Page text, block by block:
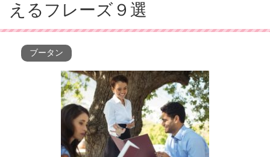
えるフレーズ９選
ブータン